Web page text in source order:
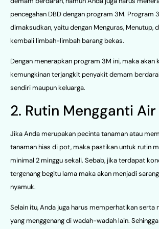
pencegahan DBD dengan program 3M. Program
dimaksudkan, yaitu dengan Menguras, Menutup,
kembali limbah-limbah barang bekas.
Dengan menerapkan program 3M ini, maka akan
kemungkinan terjangkit penyakit demam
sendiri maupun keluarga.
2. Rutin Mengganti Air
Jika Anda merupakan pecinta tanaman atau
tanaman hias di pot, maka pastikan untuk rutin
minimal 2 minggu sekali. Sebab, jika terdapat
tergenang begitu lama maka akan menjadi
nyamuk.
Selain itu, Anda juga harus memperhatikan serta
yang menggenang di wadah-wadah lain.